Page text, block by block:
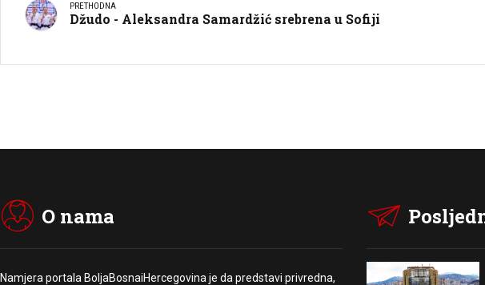
PRETHODNA
Džudo - Aleksandra Samardžić srebrena u Sofiji
O nama
Namjera portala BoljaBosnaiHercegovina je da predstavi privredna,